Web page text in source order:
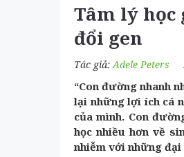
Tâm lý
đổi gen
Tác giả:Adele Peters
“Con đường nhanh
lại những lợi ích cá
của mình. Con
học nhiều hơn về
nhiễm với những đại